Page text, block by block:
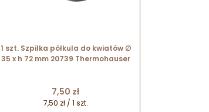
1 szt. Szpilka półkula do kwiatów ∅
35 x h 72 mm 20739 Thermohauser
Cena
7,50 zł
7,50 zł / 1 szt.